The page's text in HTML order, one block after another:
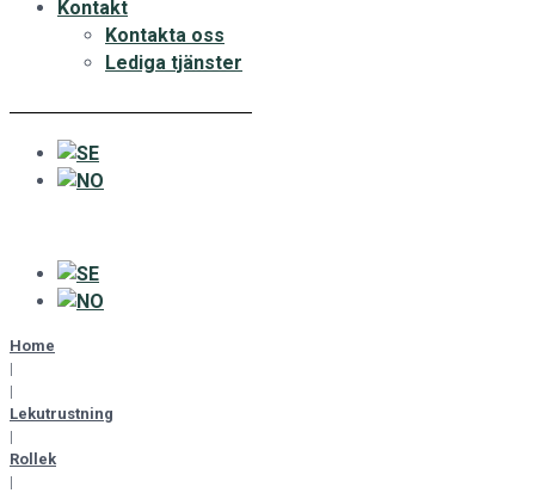
Kontakt
Kontakta oss
Lediga tjänster
Home
|
|
Lekutrustning
|
Rollek
|